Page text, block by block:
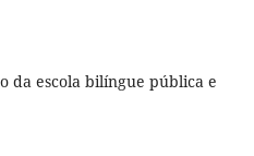
da escola bilíngue pública e